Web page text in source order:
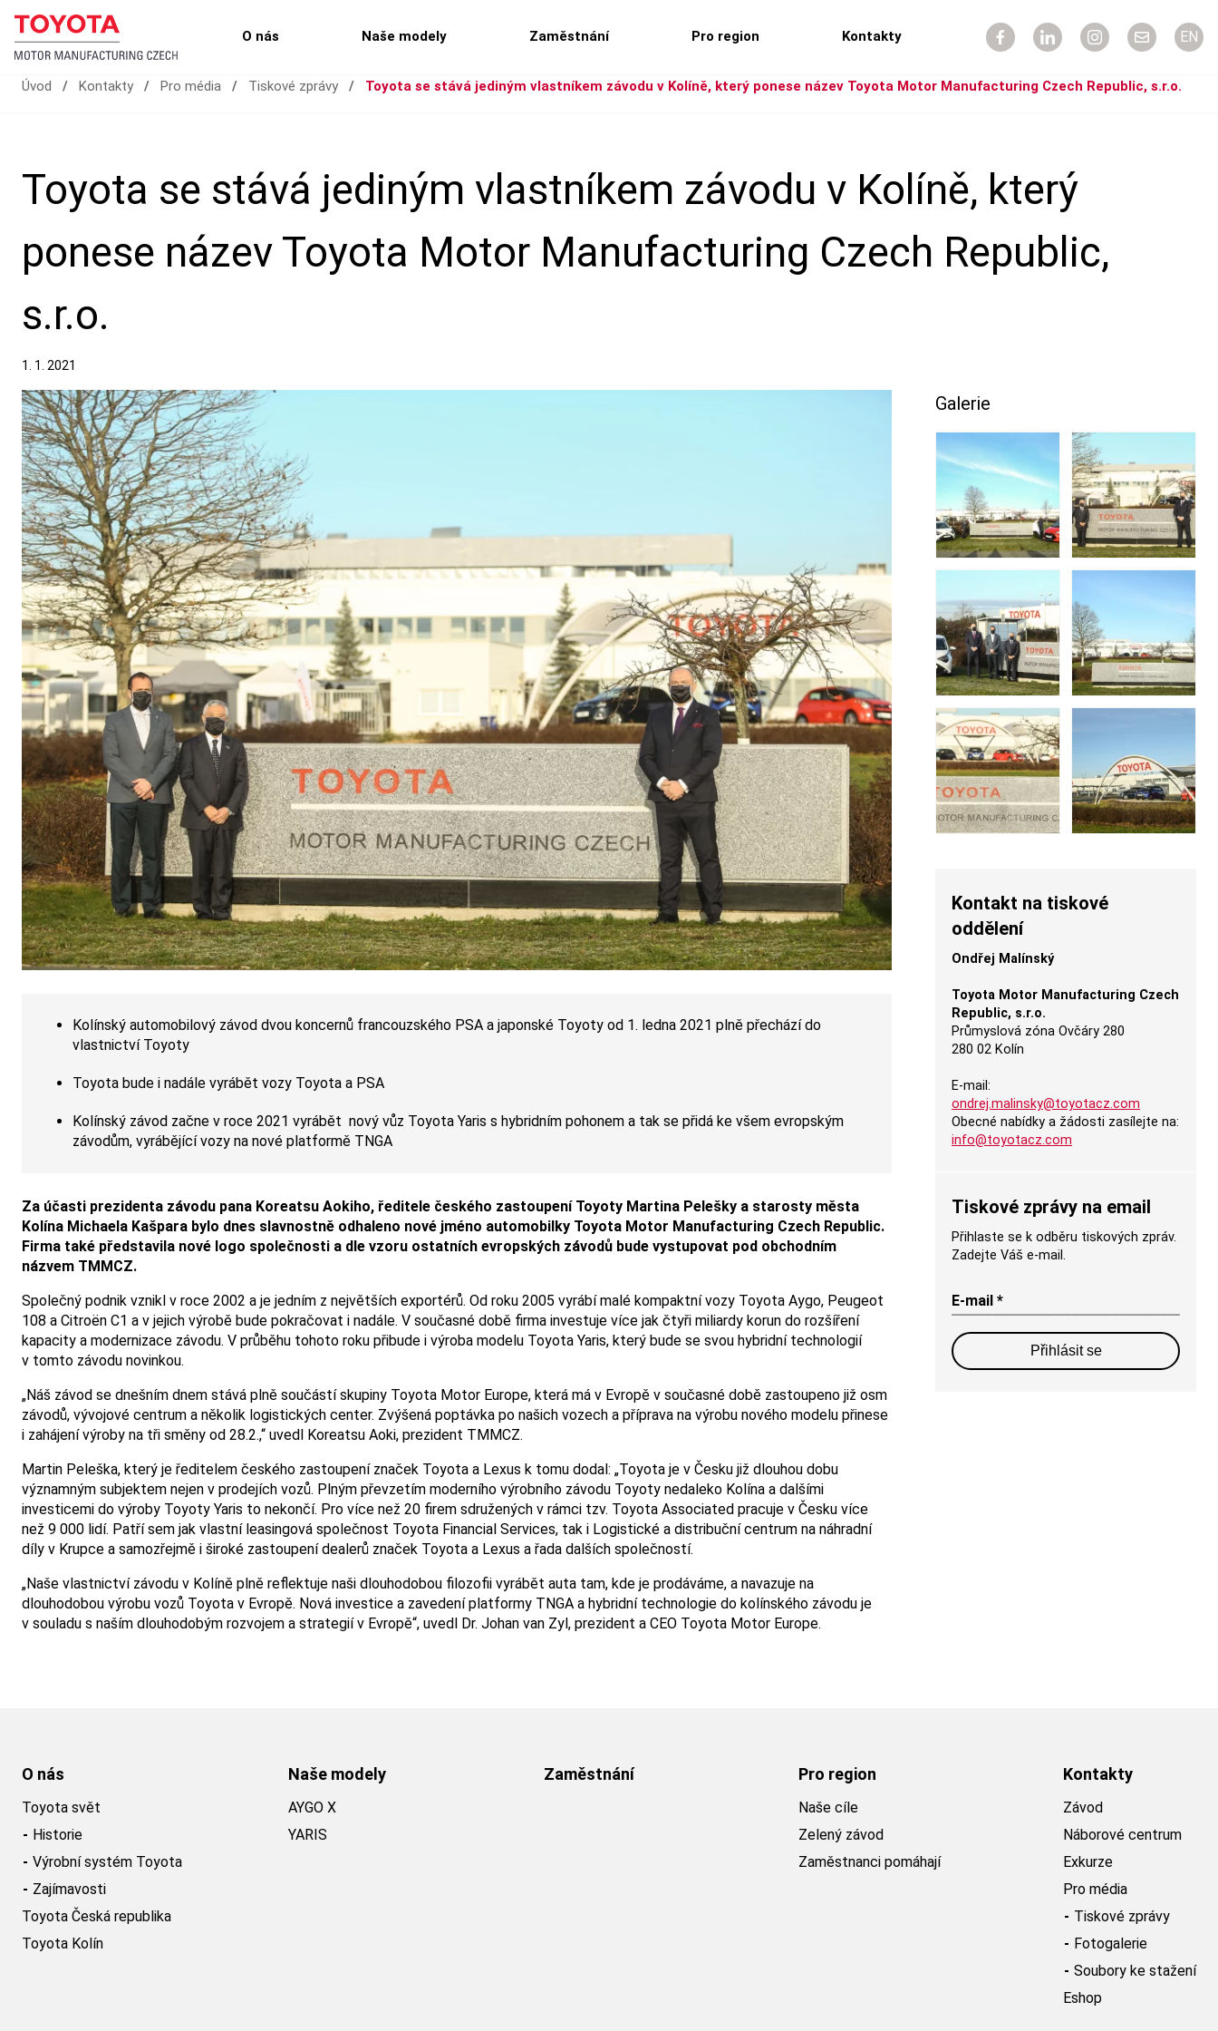
O nás Naše modely Zaměstnání Pro region Kontakty EN
Úvod / Kontakty / Pro média / Tiskové zprávy / Toyota se stává jediným vlastníkem závodu v Kolíně, který ponese název Toyota Motor Manufacturing Czech Republic, s.r.o.
Toyota se stává jediným vlastníkem závodu v Kolíně, který
ponese název Toyota Motor Manufacturing Czech Republic,
s.r.o.
1. 1. 2021
Kolínský automobilový závod dvou koncernů francouzského PSA a japonské Toyoty od 1. ledna 2021 plně přechází do
vlastnictví Toyoty
Toyota bude i nadále vyrábět vozy Toyota a PSA
Kolínský závod začne v roce 2021 vyrábět nový vůz Toyota Yaris s hybridním pohonem a tak se přidá ke všem evropským
závodům, vyrábějící vozy na nové platformě TNGA
Za účasti prezidenta závodu pana Koreatsu Aokiho, ředitele českého zastoupení Toyoty Martina Pelešky a starosty města
Kolína Michaela Kašpara bylo dnes slavnostně odhaleno nové jméno automobilky Toyota Motor Manufacturing Czech Republic.
Firma také představila nové logo společnosti a dle vzoru ostatních evropských závodů bude vystupovat pod obchodním
názvem TMMCZ.
Společný podnik vznikl v roce 2002 a je jedním z největších exportérů. Od roku 2005 vyrábí malé kompaktní vozy Toyota Aygo, Peugeot
108 a Citroën C1 a v jejich výrobě bude pokračovat i nadále. V současné době firma investuje více jak čtyři miliardy korun do rozšíření
kapacity a modernizace závodu. V průběhu tohoto roku přibude i výroba modelu Toyota Yaris, který bude se svou hybridní technologií
v tomto závodu novinkou.
„Náš závod se dnešním dnem stává plně součástí skupiny Toyota Motor Europe, která má v Evropě v současné době zastoupeno již osm
závodů, vývojové centrum a několik logistických center. Zvýšená poptávka po našich vozech a příprava na výrobu nového modelu přinese
i zahájení výroby na tři směny od 28.2.,“ uvedl Koreatsu Aoki, prezident TMMCZ.
Martin Peleška, který je ředitelem českého zastoupení značek Toyota a Lexus k tomu dodal: „Toyota je v Česku již dlouhou dobu
významným subjektem nejen v prodejích vozů. Plným převzetím moderního výrobního závodu Toyoty nedaleko Kolína a dalšími
investicemi do výroby Toyoty Yaris to nekončí. Pro více než 20 firem sdružených v rámci tzv. Toyota Associated pracuje v Česku více
než 9 000 lidí. Patří sem jak vlastní leasingová společnost Toyota Financial Services, tak i Logistické a distribuční centrum na náhradní
díly v Krupce a samozřejmě i široké zastoupení dealerů značek Toyota a Lexus a řada dalších společností.
„Naše vlastnictví závodu v Kolíně plně reflektuje naši dlouhodobou filozofii vyrábět auta tam, kde je prodáváme, a navazuje na
dlouhodobou výrobu vozů Toyota v Evropě. Nová investice a zavedení platformy TNGA a hybridní technologie do kolínského závodu je
v souladu s naším dlouhodobým rozvojem a strategií v Evropě“, uvedl Dr. Johan van Zyl, prezident a CEO Toyota Motor Europe.
Galerie
Kontakt na tiskové
oddělení
Ondřej Malínský
Toyota Motor Manufacturing Czech
Republic, s.r.o.
Průmyslová zóna Ovčáry 280
280 02 Kolín
E-mail:
ondrej.malinsky@toyotacz.com
Obecné nabídky a žádosti zasílejte na:
info@toyotacz.com
Tiskové zprávy na email
Přihlaste se k odběru tiskových zpráv.
Zadejte Váš e-mail.
E-mail *
Přihlásit se
O nás
Toyota svět
Historie
Výrobní systém Toyota
Zajímavosti
Toyota Česká republika
Toyota Kolín
Naše modely
AYGO X
YARIS
Zaměstnání Pro region
Naše cíle
Zelený závod
Zaměstnanci pomáhají
Kontakty
Závod
Náborové centrum
Exkurze
Pro média
Tiskové zprávy
Fotogalerie
Soubory ke stažení
Eshop